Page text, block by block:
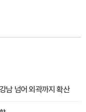
남 넘어 외곽까지 확산